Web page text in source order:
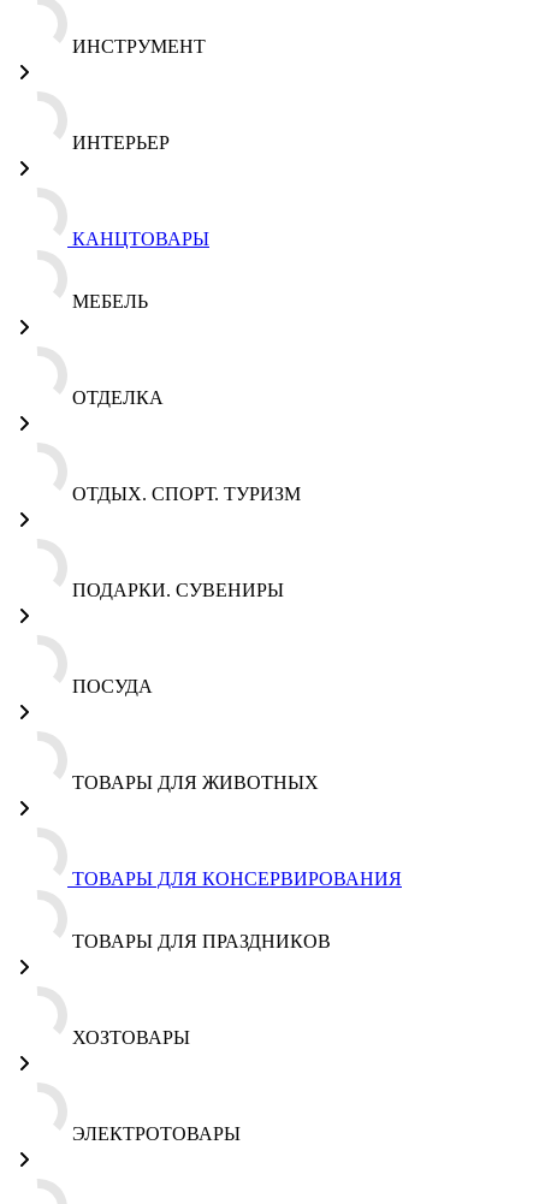
ИНСТРУМЕНТ
ИНТЕРЬЕР
КАНЦТОВАРЫ
МЕБЕЛЬ
ОТДЕЛКА
ОТДЫХ. СПОРТ. ТУРИЗМ
ПОДАРКИ. СУВЕНИРЫ
ПОСУДА
ТОВАРЫ ДЛЯ ЖИВОТНЫХ
ТОВАРЫ ДЛЯ КОНСЕРВИРОВАНИЯ
ТОВАРЫ ДЛЯ ПРАЗДНИКОВ
ХОЗТОВАРЫ
ЭЛЕКТРОТОВАРЫ